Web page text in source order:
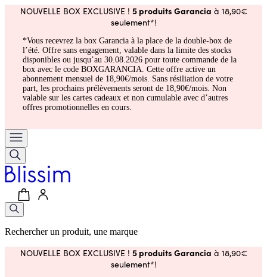
NOUVELLE BOX EXCLUSIVE ! 5 produits Garancia à 18,90€
seulement*!
*Vous recevrez la box Garancia à la place de la double-box de
l’été. Offre sans engagement, valable dans la limite des stocks
disponibles ou jusqu’au 30.08.2026 pour toute commande de la
box avec le code BOXGARANCIA. Cette offre active un
abonnement mensuel de 18,90€/mois. Sans résiliation de votre
part, les prochains prélèvements seront de 18,90€/mois. Non
valable sur les cartes cadeaux et non cumulable avec d’autres
offres promotionnelles en cours.
Rechercher un produit, une marque
NOUVELLE BOX EXCLUSIVE ! 5 produits Garancia à 18,90€
seulement*!